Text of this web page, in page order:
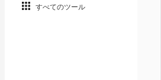
すべてのツール